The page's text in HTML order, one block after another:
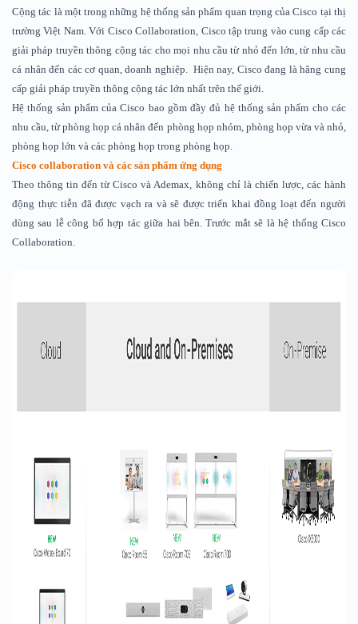
Cộng tác là một trong những hệ thống sản phẩm quan trọng của Cisco tại thị
trường Việt Nam. Với Cisco Collaboration, Cisco tập trung vào cung cấp các
giải pháp truyền thông cộng tác cho mọi nhu cầu từ nhỏ đến lớn, từ nhu cầu
cá nhân đến các cơ quan, doanh nghiệp. Hiện nay, Cisco đang là hãng cung
cấp giải pháp truyền thông cộng tác lớn nhất trên thế giới.
Hệ thống sản phẩm của Cisco bao gồm đầy đủ hệ thống sản phẩm cho các
nhu cầu, từ phòng họp cá nhân đến phòng họp nhóm, phòng họp vừa và nhỏ,
phòng họp lớn và các phòng họp trong phòng họp.
Cisco collaboration và các sản phẩm ứng dụng
Theo thông tin đến từ Cisco và Ademax, không chỉ là chiến lược, các hành
động thực tiễn đã được vạch ra và sẽ được triển khai đồng loạt đến người
dùng sau lễ công bố hợp tác giữa hai bên. Trước mắt sẽ là hệ thống Cisco
Collaboration.